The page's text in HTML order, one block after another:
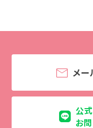
メ
公
お